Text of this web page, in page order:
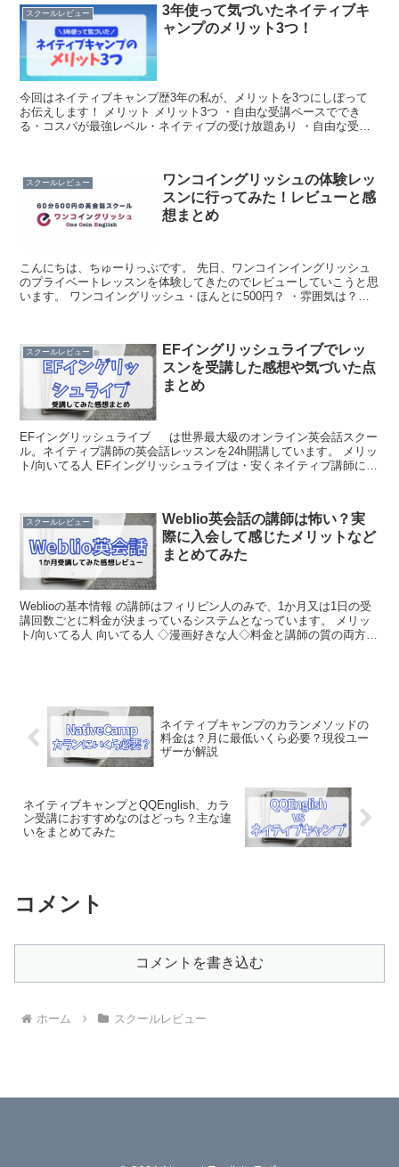
スクールレビュー
3年使って気づいたネイティブキ
ャンプのメリット3つ！
今回はネイティブキャンプ歴3年の私が、メリットを3つにしぼって
お伝えします！ メリット メリット3つ ・自由な受講ペースででき
る・コスパが最強レベル・ネイティブの受け放題あり ・自由な受講
スクールレビュー
ワンコイングリッシュの体験レッ
スンに行ってみた！レビューと感
想まとめ
こんにちは、ちゅーりっぷです。 先日、ワンコインイングリッシュ
のプライベートレッスンを体験してきたのでレビューしていこうと思
います。 ワンコイングリッシュ・ほんとに500円？ ・雰囲気は？・
スクールレビュー
EFイングリッシュライブでレッ
スンを受講した感想や気づいた点
まとめ
EFイングリッシュライブ は世界最大級のオンライン英会話スクー
ル。ネイティブ講師の英会話レッスンを24h開講しています。 メリッ
ト/向いてる人 EFイングリッシュライブは・安くネイティブ講師に習
スクールレビュー
Weblio英会話の講師は怖い？実
際に入会して感じたメリットなど
まとめてみた
Weblioの基本情報 の講師はフィリピン人のみで、1か月又は1日の受
講回数ごとに料金が決まっているシステムとなっています。 メリッ
ト/向いてる人 向いてる人 ◇漫画好きな人◇料金と講師の質の両方重
ネイティブキャンプのカランメソッドの
料金は？月に最低いくら必要？現役ユー
ザーが解説
ネイティブキャンプとQQEnglish、カラ
ン受講におすすめなのはどっち？主な違
いをまとめてみた
コメント
コメントを書き込む
ホーム スクールレビュー